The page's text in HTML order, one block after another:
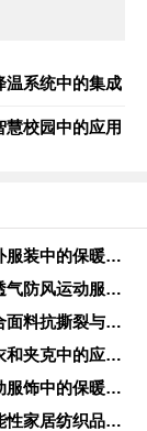
温系统中的集成
校园中的应用
英杰：压花摇粒绒三层复合面料在冬季户外服装中的保暖性能优化研究
英杰：基于压花摇粒绒三层复合面料的高透气防风运动服饰开发
英杰：应用于滑雪服的压花摇粒绒三层复合面料抗撕裂与耐磨性提升技术
英杰：压花摇粒绒三层复合面料在户外风衣和夹克中的应用与性能
英杰：压花摇粒绒三层复合面料在户外运动服饰中的保暖与透气性能研究
英杰：基于压花摇粒绒三层复合结构的功能性家居纺织品开发与应用